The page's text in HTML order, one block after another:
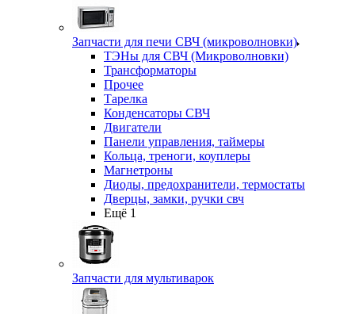
Запчасти для печи СВЧ (микроволновки)
ТЭНы для СВЧ (Микроволновки)
Трансформаторы
Прочее
Тарелка
Конденсаторы СВЧ
Двигатели
Панели управления, таймеры
Кольца, треноги, коуплеры
Магнетроны
Диоды, предохранители, термостаты
Дверцы, замки, ручки свч
Ещё 1
Запчасти для мультиварок